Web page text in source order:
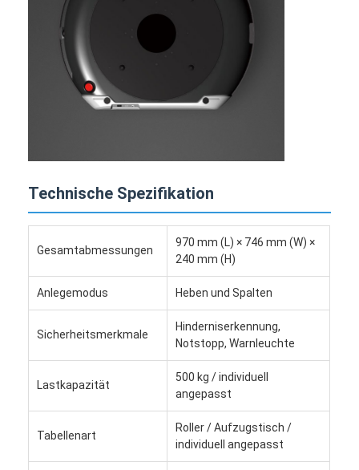
Handelsroboter
Technische Spezifikation
Gesamtabmessungen
970 mm (L) × 746 mm (W) ×
240 mm (H)
Anlegemodus Heben und Spalten
Sicherheitsmerkmale
Hinderniserkennung,
Notstopp, Warnleuchte
Lastkapazität
500 kg / individuell
angepasst
Tabellenart
Roller / Aufzugstisch /
individuell angepasst